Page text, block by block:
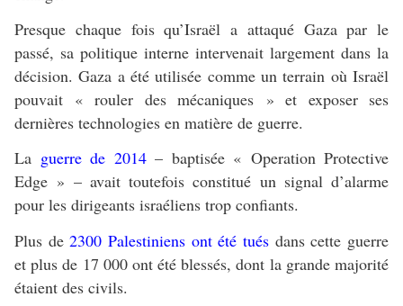
Presque chaque fois qu’Israël a attaqué Gaza par le
passé, sa politique interne intervenait largement dans la
décision. Gaza a été utilisée comme un terrain où Israël
pouvait « rouler des mécaniques » et exposer ses
dernières technologies en matière de guerre.
La guerre de 2014– baptisée « Operation Protective
Edge » – avait toutefois constitué un signal d’alarme
pour les dirigeants israéliens trop confiants.
Plus de2300 Palestiniens ont été tués dans cette guerre
et plus de 17 000 ont été blessés, dont la grande majorité
étaient des civils.